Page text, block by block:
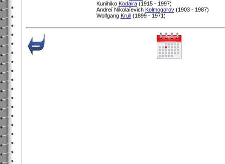
Kunihiko Kodaira(1915 - 1997)
Andreï Nikolaïevich Kolmogorov(1903 - 1987)
Wolfgang Krull(1899 - 1971)